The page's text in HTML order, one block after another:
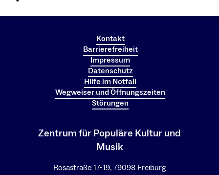
Kontakt
Barrierefreiheit
Impressum
Datenschutz
Hilfe im Notfall
Wegweiser und Öffnungszeiten
Störungen
Zentrum für Populäre Kultur und
Musik
Rosastraße 17-19, 79098 Freiburg